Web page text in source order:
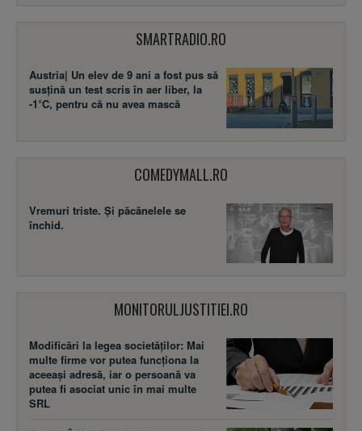
SMARTRADIO.RO
Austria| Un elev de 9 ani a fost pus să
susţină un test scris în aer liber, la
-1°C, pentru că nu avea mască
COMEDYMALL.RO
Vremuri triste. Şi păcănelele se
închid.
MONITORULJUSTITIEI.RO
Modificări la legea societăţilor: Mai
multe firme vor putea funcţiona la
aceeaşi adresă, iar o persoană va
putea fi asociat unic în mai multe
SRL